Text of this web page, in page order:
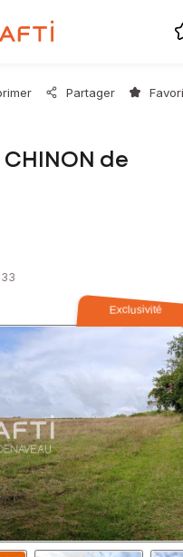
Partager
de
Exclusivité